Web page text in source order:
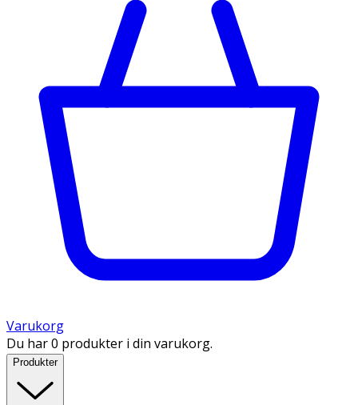
Varukorg
Du har 0 produkter i din varukorg.
Produkter